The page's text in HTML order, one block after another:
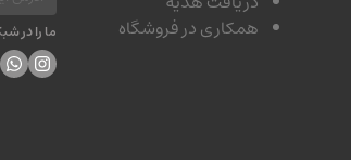
همکاری در فروشگاه
ما را در